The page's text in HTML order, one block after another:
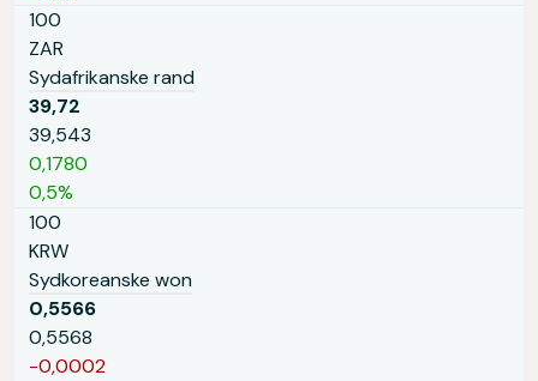
100
ZAR
Sydafrikanske rand
39,72
39,543
0,1780
0,5%
100
KRW
Sydkoreanske won
0,5566
0,5568
-0,0002